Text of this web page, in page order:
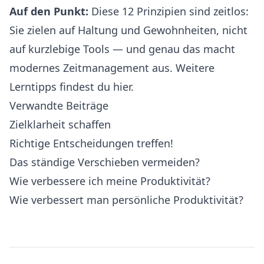
Auf den Punkt: Diese 12 Prinzipien sind zeitlos:
Sie zielen auf Haltung und Gewohnheiten, nicht
auf kurzlebige Tools — und genau das macht
modernes Zeitmanagement aus. Weitere
Lerntipps findest du hier.
Verwandte Beiträge
Zielklarheit schaffen
Richtige Entscheidungen treffen!
Das ständige Verschieben vermeiden?
Wie verbessere ich meine Produktivität?
Wie verbessert man persönliche Produktivität?